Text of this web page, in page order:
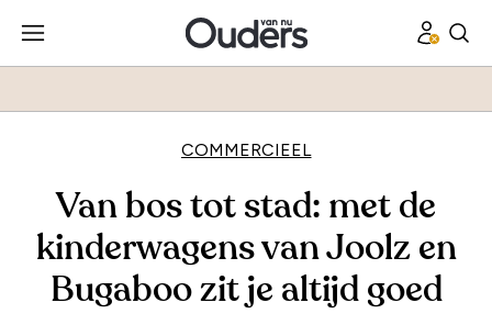
COMMERCIEEL
Van bos tot stad: met de
kinderwagens van Joolz en
Bugaboo zit je altijd goed